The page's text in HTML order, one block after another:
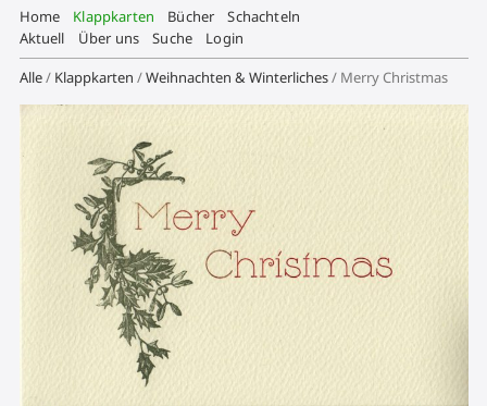
Home Klappkarten Bücher
Schachteln
Aktuell
Über uns Suche
Login
Alle/ Klappkarten /Weihnachten & Winterliches/ Merry Christmas